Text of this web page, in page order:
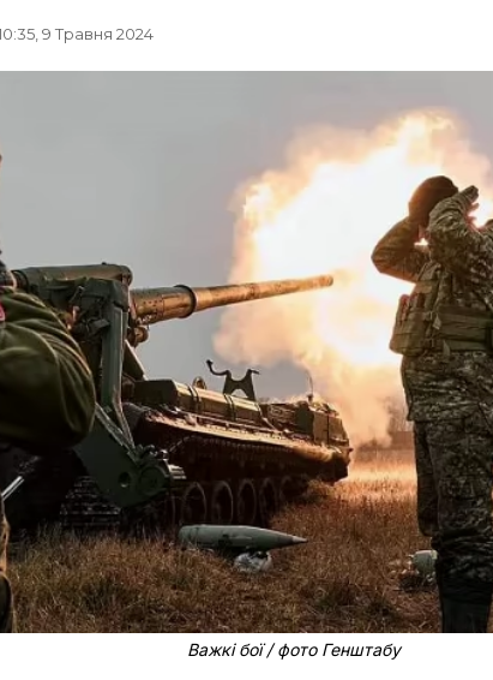
9 Травня 2024
Важкі бої / фото Генштабу